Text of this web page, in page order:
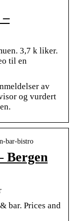
3,7 k liker.
til en
av
og vurdert
bar-bistro
Bergen
bar. Prices and